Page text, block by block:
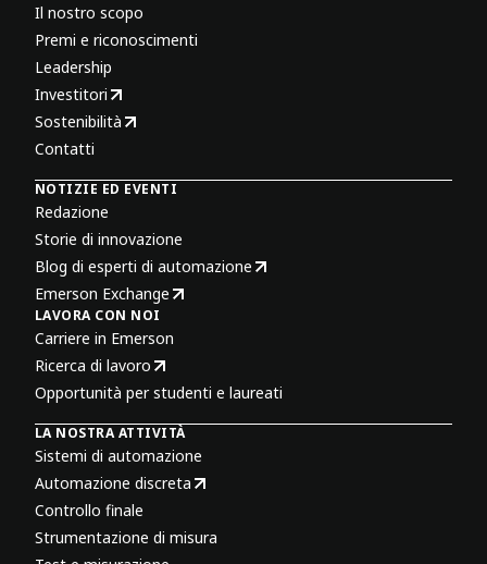
Il nostro scopo
Premi e riconoscimenti
Leadership
Investitori
Sostenibilità
Contatti
NOTIZIE ED EVENTI
Redazione
Storie di innovazione
Blog di esperti di automazione
Emerson Exchange
LAVORA CON NOI
Carriere in Emerson
Ricerca di lavoro
Opportunità per studenti e laureati
LA NOSTRA ATTIVITÀ
Sistemi di automazione
Automazione discreta
Controllo finale
Strumentazione di misura